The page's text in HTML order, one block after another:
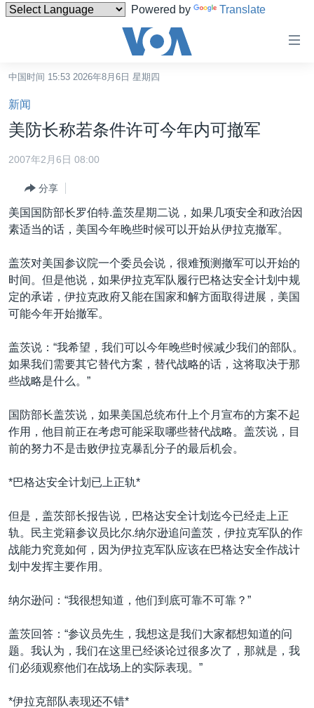
Powered by Translate
碍
链
接
跳
转
容
跳
到
导
航
跳
到
索
中国
港澳
国际
印太
中东
欧洲
非洲
美洲
经济·金融·贸易
人权·法律·宗教
科教·文娱·体健
军事
劳工
美中关系
热点专题
白宫要闻
国会报道
美中关系
埃博拉疫情
美国之音专访
南中国海争端
关注西藏
关注新疆
GEN Z 看美国
VOA视频
VOA今日焦点
中文广播
关注我们
中国时间 15:53 2026年8月6日 星期四
新闻
美防长称若条件许可今年内可撤军
2007年2月6日 08:00
分享
美国国防部长罗伯特.盖茨星期二说，如果几项安全和政治因
素适当的话，美国今年晚些时候可以开始从伊拉克撤军。
盖茨对美国参议院一个委员会说，很难预测撤军可以开始的
时间。但是他说，如果伊拉克军队履行巴格达安全计划中规
定的承诺，伊拉克政府又能在国家和解方面取得进展，美国
可能今年开始撤军。
盖茨说：“我希望，我们可以今年晚些时候减少我们的部队。
如果我们需要其它替代方案，替代战略的话，这将取决于那
些战略是什么。”
国防部长盖茨说，如果美国总统布什上个月宣布的方案不起
作用，他目前正在考虑可能采取哪些替代战略。盖茨说，目
前的努力不是击败伊拉克暴乱分子的最后机会。
*巴格达安全计划已上正轨*
但是，盖茨部长报告说，巴格达安全计划迄今已经走上正
轨。民主党籍参议员比尔.纳尔逊追问盖茨，伊拉克军队的作
战能力究竟如何，因为伊拉克军队应该在巴格达安全作战计
划中发挥主要作用。
纳尔逊问：“我很想知道，他们到底可靠不可靠？”
盖茨回答：“参议员先生，我想这是我们大家都想知道的问
题。我认为，我们在这里已经谈论过很多次了，那就是，我
们必须观察他们在战场上的实际表现。”
*伊拉克部队表现还不错*